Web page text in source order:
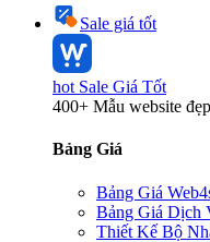
Sale giá tốt
hot Sale Giá Tốt
400+ Mẫu website
Bảng Giá
Bảng Giá
Bảng Giá Dịch
Thiết Kế Bộ